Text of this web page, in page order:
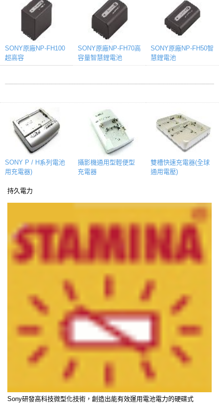
SONY原廠NP-FH100
超高容
SONY原廠NP-FH70高
容量智慧鋰電池
SONY原廠NP-FH50智
慧鋰電池
SONY P / H系列電池
用充電器)
攝影機通用型輕便型
充電器
雙槽快速充電器(全球
通用電壓)
持久電力
Sony研發高科技微型化技術，創造出能有效運用電池電力的硬碟式